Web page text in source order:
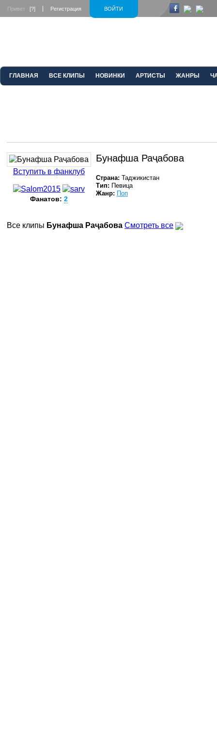
ВОЙТИ
Привет [?] Регистрация
ГЛАВНАЯ ВСЕ КЛИПЫ НОВИНКИ АРТИСТЫ ЖАНРЫ
Вступить в фанклуб
Фанатов: 2
Бунафша Раҷабова
Страна: Таджикистан
Тип: Певица
Жанр: Поп
Все клипы Бунафша Раҷабова Смотреть все